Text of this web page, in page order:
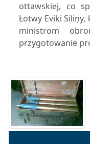
ottawskiej, co
Łotwy Eviki Siliņy,
ministrom
przygotowanie